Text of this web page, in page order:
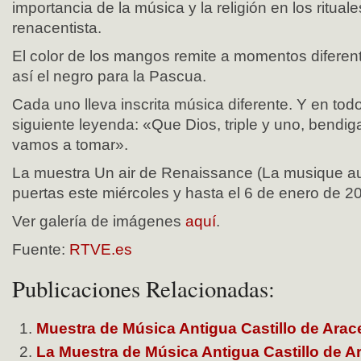
importancia de la música y la religión en los
renacentista.
El color de los mangos remite a momentos
así el negro para la Pascua.
Cada uno lleva inscrita música diferente. Y en
siguiente leyenda: «Que Dios, triple y uno,
vamos a tomar».
La muestra Un air de Renaissance (La musique
puertas este miércoles y hasta el 6 de enero de
Ver galería de imágenes aquí.
Fuente: RTVE.es
Publicaciones Relacionadas:
Muestra de Música Antigua Castillo de
La Muestra de Música Antigua Castillo de